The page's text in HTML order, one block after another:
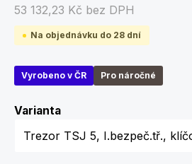
53 132,23 Kč bez DPH
Na objednávku do 28 dní
Vyrobeno v ČR Pro náročné
VariantaZvolte variantu